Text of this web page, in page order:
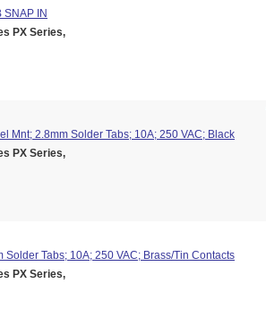
SNAP IN
PX Series,
Mnt; 2.8mm Solder Tabs; 10A; 250 VAC; Black
PX Series,
Solder Tabs; 10A; 250 VAC; Brass/Tin Contacts
PX Series,